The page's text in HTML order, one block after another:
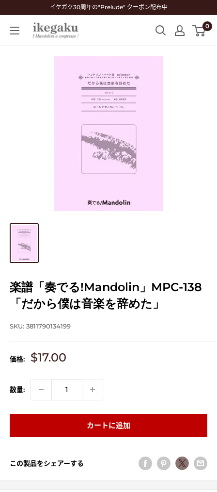
ン
イケガク30周年の"Prelude" クーポン配布中
Mandolin
&
0
楽譜「奏でる!Mandolin」MPC-138
「だから僕は音楽を辞めた」
SKU: 3811790134199
価格:
販
価
格
$17.00
数量:
カートに追加
この製品をシェアーする